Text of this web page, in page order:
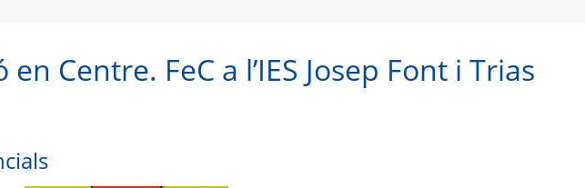
Centre. FeC a l’IES Josep Font i Trias